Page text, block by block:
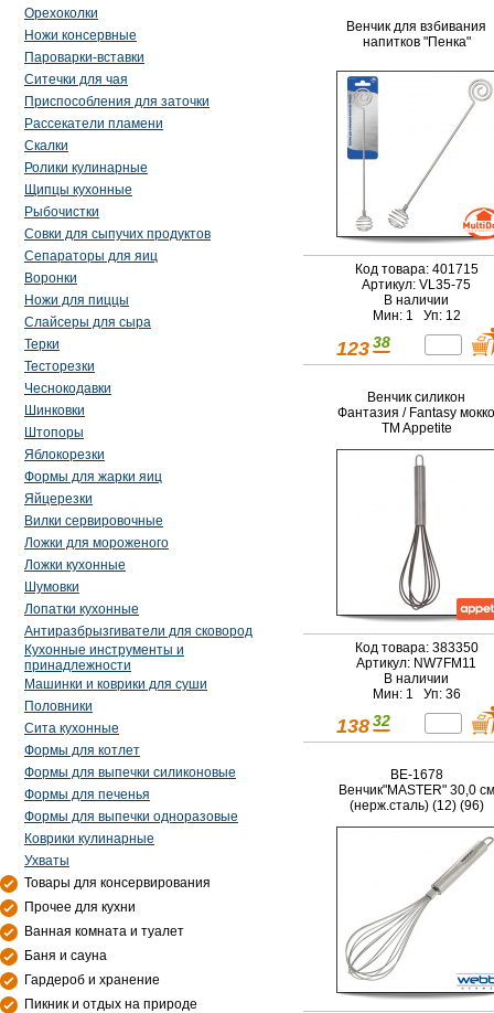
Орехоколки
Ножи консервные
Пароварки-вставки
Ситечки для чая
Приспособления для заточки
Рассекатели пламени
Скалки
Ролики кулинарные
Щипцы кухонные
Рыбочистки
Совки для сыпучих продуктов
Сепараторы для яиц
Воронки
Ножи для пиццы
Слайсеры для сыра
Терки
Тесторезки
Чеснокодавки
Шинковки
Штопоры
Яблокорезки
Формы для жарки яиц
Яйцерезки
Вилки сервировочные
Ложки для мороженого
Ложки кухонные
Шумовки
Лопатки кухонные
Антиразбрызгиватели для сковород
Кухонные инструменты и
принадлежности
Машинки и коврики для суши
Половники
Сита кухонные
Формы для котлет
Формы для выпечки силиконовые
Формы для печенья
Формы для выпечки одноразовые
Коврики кулинарные
Ухваты
Товары для консервирования
Прочее для кухни
Ванная комната и туалет
Баня и сауна
Гардероб и хранение
Пикник и отдых на природе
Венчик для взбивания
напитков "Пенка"
Код товара: 401715
Артикул: VL35-75
В наличии
Мин: 1 Уп: 12
123 38
Венчик силикон
Фантазия / Fantasy мокко
TM Appetite
Код товара: 383350
Артикул: NW7FM11
В наличии
Мин: 1 Уп: 36
138 32
BE-1678
Венчик"MASTER" 30,0 см
(нерж.сталь) (12) (96)